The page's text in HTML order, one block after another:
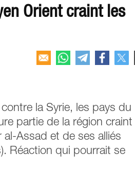
Orient craint les
la Syrie, les pays du
partie de la région craint
Assad et de ses alliés
Réaction qui pourrait se